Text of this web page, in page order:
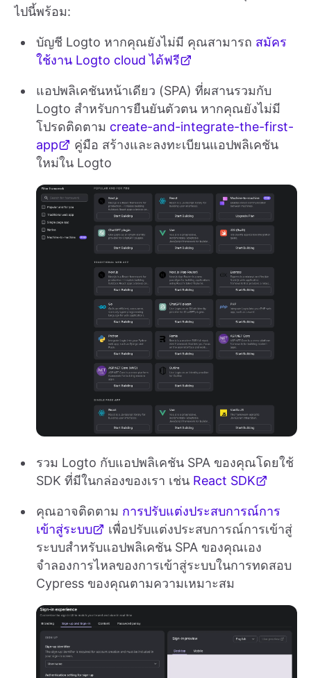
ไปนี้พร้อม:
บัญชี Logto หากคุณยังไม่มี คุณสามารถ สมัคร
ใช้งาน Logto cloud ได้ฟรี
แอปพลิเคชันหน้าเดียว (SPA) ที่ผสานรวมกับ
Logto สำหรับการยืนยันตัวตน หากคุณยังไม่มี
โปรดติดตาม create-and-integrate-the-first-
app
คู่มือ สร้างและลงทะเบียนแอปพลิเคชัน
ใหม่ใน Logto
รวม Logto กับแอปพลิเคชัน SPA ของคุณโดยใช้
SDK ที่มีในกล่องของเรา เช่น React SDK
คุณอาจติดตาม การปรับแต่งประสบการณ์การ
เข้าสู่ระบบ
เพื่อปรับแต่งประสบการณ์การเข้าสู่
ระบบสำหรับแอปพลิเคชัน SPA ของคุณเอง
จำลองการไหลของการเข้าสู่ระบบในการทดสอบ
Cypress ของคุณตามความเหมาะสม